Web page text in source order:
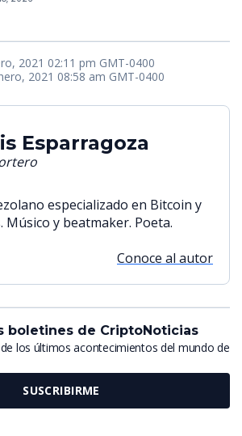
2021 02:11 pm GMT-0400
2021 08:58 am GMT-0400
Esparragoza
especializado en Bitcoin y
Músico y beatmaker. Poeta.
Conoce al autor
boletines de CriptoNoticias
los últimos acontecimientos del mundo de
SUSCRIBIRME